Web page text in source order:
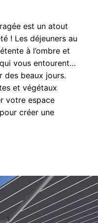
est un atout
! Les déjeuners au
à l’ombre et
vous entourent…
des beaux jours.
et végétaux
votre espace
créer une